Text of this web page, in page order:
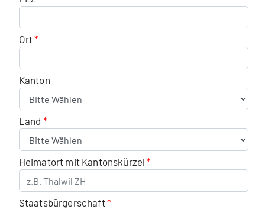
Ort
Kanton
Land
Heimatort mit Kantonskürzel
Staatsbürgerschaft